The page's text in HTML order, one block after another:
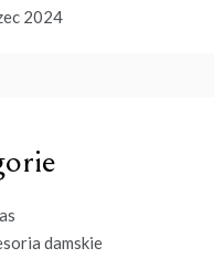
2024
damskie